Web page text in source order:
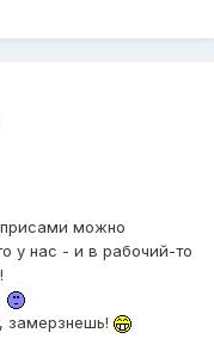
можно
у нас - и в рабочий-то
замерзнешь!